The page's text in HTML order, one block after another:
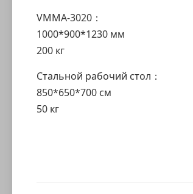
VMMA-3020：
1000*900*1230 мм
200 кг
Стальной рабочий стол：
850*650*700 см
50 кг